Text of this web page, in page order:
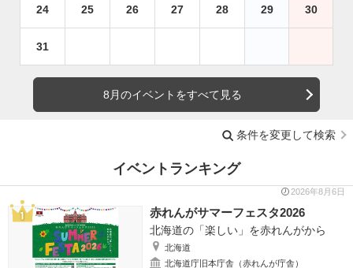
24 25 26 27 28 29 30
31
8月のイベントをすべて見る
条件を変更して検索
イベントランキング
2026年8月6日
赤れんがサマーフェスタ2026
北海道の「楽しい」を赤れんがから
北海道
北海道庁旧本庁舎（赤れんが庁舎）